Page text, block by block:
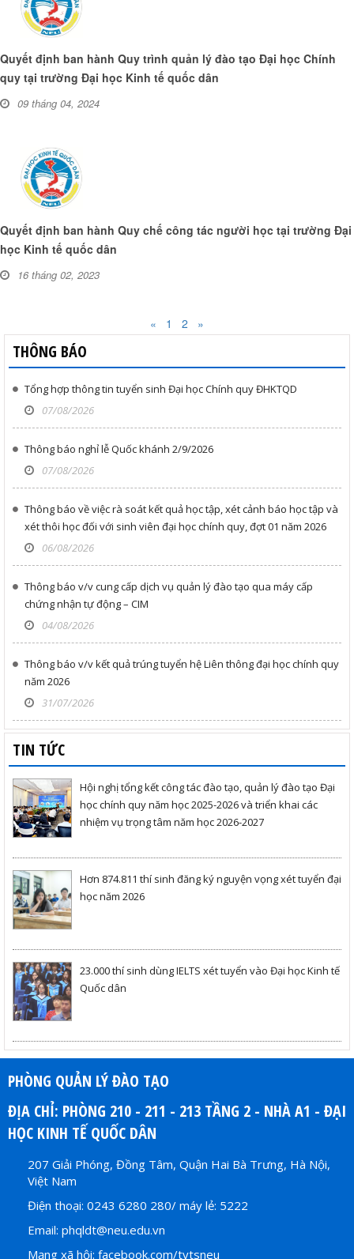
Quyết định ban hành Quy trình quản lý đào tạo Đại học Chính
quy tại trường Đại học Kinh tế quốc dân
09 tháng 04, 2024
Quyết định ban hành Quy chế công tác người học tại trường Đại
học Kinh tế quốc dân
16 tháng 02, 2023
« 1 2 »
THÔNG BÁO
Tổng hợp thông tin tuyển sinh Đại học Chính quy ĐHKTQD
07/08/2026
Thông báo nghỉ lễ Quốc khánh 2/9/2026
07/08/2026
Thông báo về việc rà soát kết quả học tập, xét cảnh báo học tập và
xét thôi học đối với sinh viên đại học chính quy, đợt 01 năm 2026
06/08/2026
Thông báo v/v cung cấp dịch vụ quản lý đào tạo qua máy cấp
chứng nhận tự động – CIM
04/08/2026
Thông báo v/v kết quả trúng tuyển hệ Liên thông đại học chính quy
năm 2026
31/07/2026
TIN TỨC
Hội nghị tổng kết công tác đào tạo, quản lý đào tạo Đại
học chính quy năm học 2025-2026 và triển khai các
nhiệm vụ trọng tâm năm học 2026-2027
Hơn 874.811 thí sinh đăng ký nguyện vọng xét tuyển đại
học năm 2026
23.000 thí sinh dùng IELTS xét tuyển vào Đại học Kinh tế
Quốc dân
PHÒNG QUẢN LÝ ĐÀO TẠO
ĐỊA CHỈ: PHÒNG 210 - 211 - 213 TẦNG 2 - NHÀ A1 - ĐẠI
HỌC KINH TẾ QUỐC DÂN
207 Giải Phóng, Đồng Tâm, Quận Hai Bà Trưng, Hà Nội,
Việt Nam
Điện thoại: 0243 6280 280/ máy lẻ: 5222
Email: phqldt@neu.edu.vn
Mạng xã hội: facebook.com/tvtsneu